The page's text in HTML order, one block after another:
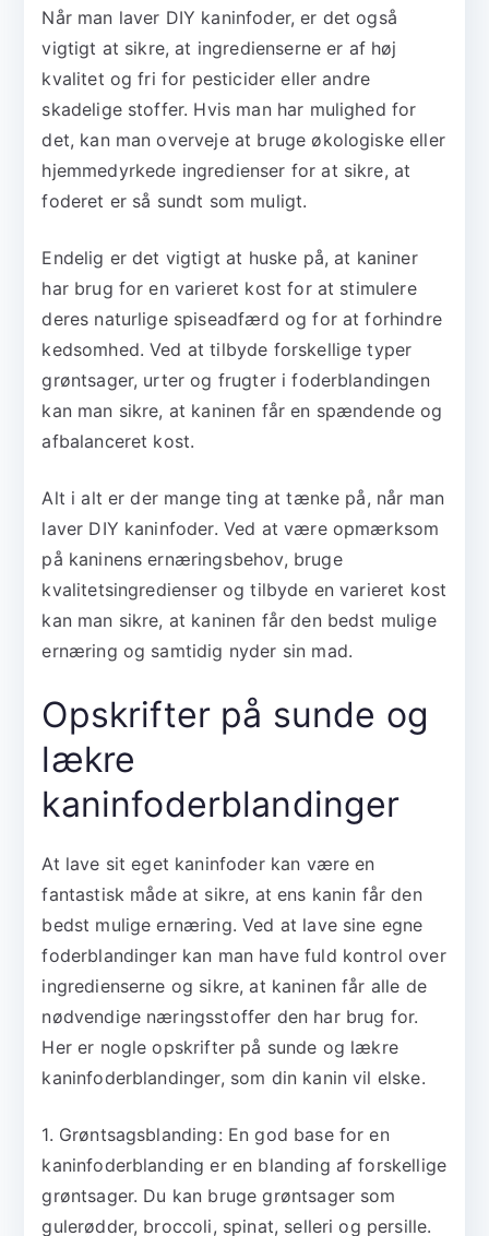
Når man laver DIY kaninfoder, er det også
vigtigt at sikre, at ingredienserne er af høj
kvalitet og fri for pesticider eller andre
skadelige stoffer. Hvis man har mulighed for
det, kan man overveje at bruge økologiske eller
hjemmedyrkede ingredienser for at sikre, at
foderet er så sundt som muligt.
Endelig er det vigtigt at huske på, at kaniner
har brug for en varieret kost for at stimulere
deres naturlige spiseadfærd og for at forhindre
kedsomhed. Ved at tilbyde forskellige typer
grøntsager, urter og frugter i foderblandingen
kan man sikre, at kaninen får en spændende og
afbalanceret kost.
Alt i alt er der mange ting at tænke på, når man
laver DIY kaninfoder. Ved at være opmærksom
på kaninens ernæringsbehov, bruge
kvalitetsingredienser og tilbyde en varieret kost
kan man sikre, at kaninen får den bedst mulige
ernæring og samtidig nyder sin mad.
Opskrifter på sunde og
lækre
kaninfoderblandinger
At lave sit eget kaninfoder kan være en
fantastisk måde at sikre, at ens kanin får den
bedst mulige ernæring. Ved at lave sine egne
foderblandinger kan man have fuld kontrol over
ingredienserne og sikre, at kaninen får alle de
nødvendige næringsstoffer den har brug for.
Her er nogle opskrifter på sunde og lækre
kaninfoderblandinger, som din kanin vil elske.
1. Grøntsagsblanding: En god base for en
kaninfoderblanding er en blanding af forskellige
grøntsager. Du kan bruge grøntsager som
gulerødder, broccoli, spinat, selleri og persille.